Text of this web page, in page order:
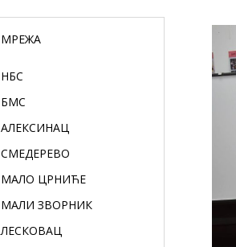
МРЕЖА
НБС
БМС
АЛЕКСИНАЦ
СМЕДЕРЕВО
МАЛО ЦРНИЋЕ
МАЛИ ЗВОРНИК
ЛЕСКОВАЦ